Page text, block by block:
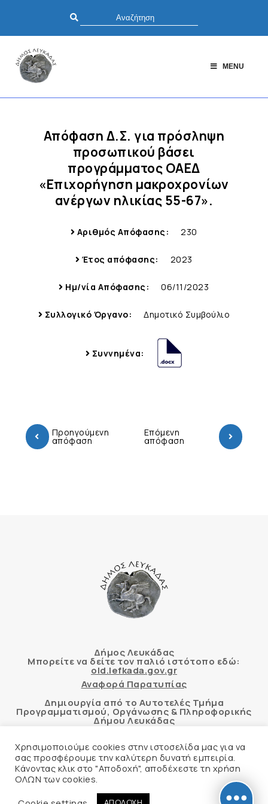
MENU
Απόφαση Δ.Σ. για πρόσληψη
προσωπικού βάσει
προγράμματος ΟΑΕΔ
«Επιχορήγηση μακροχρονίων
ανέργων ηλικίας 55-67».
Αριθμός Απόφασης: 230
Έτος απόφασης: 2023
Ημ/νία Απόφασης: 06/11/2023
Συλλογικό Όργανο: Δημοτικό Συμβούλιο
Συννημένα:
Προηγούμενη
απόφαση
Επόμενη
απόφαση
Δήμος Λευκάδας
Μπορείτε να δείτε τον παλιό ιστότοπο εδώ:
old.lefkada.gov.gr
Αναφορά Παρατυπίας
Δημιουργία από το Αυτοτελές Τμήμα
Προγραμματισμού, Οργάνωσης & Πληροφορικής
Δήμου Λευκάδας
Αυτόματος έλεγχος προσβασιμότητας
δικτυακού τόπου με βάση το πρότυπο WCAG 2.1
Χρησιμοποιούμε cookies στην ιστοσελίδα μας για να
σας προσφέρουμε την καλύτερη δυνατή εμπειρία.
Κάνοντας κλικ στο "Αποδοχή", αποδέχεστε τη χρήση
ΟΛΩΝ των cookies.